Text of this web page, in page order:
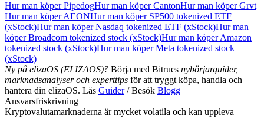
Hur man köper PipedogHur man köper CantonHur man köper Grvt
Hur man köper AEONHur man köper SP500 tokenized ETF
(xStock)Hur man köper Nasdaq tokenized ETF (xStock)Hur man
köper Broadcom tokenized stock (xStock)Hur man köper Amazon
tokenized stock (xStock)Hur man köper Meta tokenized stock
(xStock)
Ny på elizaOS (ELIZAOS)? Börja med Bitrues nybörjarguider,
marknadsanalyser och experttips för att tryggt köpa, handla och
hantera din elizaOS. Läs Guider/ Besök Blogg
Ansvarsfriskrivning
Kryptovalutamarknaderna är mycket volatila och kan uppleva